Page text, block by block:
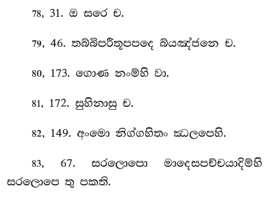
78, 31. ඔ සරෙ ච.
79, 46. තබ්බිපරීතූපපදෙ බ්යඤ්ජනෙ ච.
80, 173. ගොණ නංම්හි වා.
81, 172. සුහිනාසු ච.
82, 149. අංමොනිග්ගහිතං ඣලපෙහි.
83, 67. සරලොපො මාදෙසපච්චයාදිම්හි
සරලොපෙ තු පකති.